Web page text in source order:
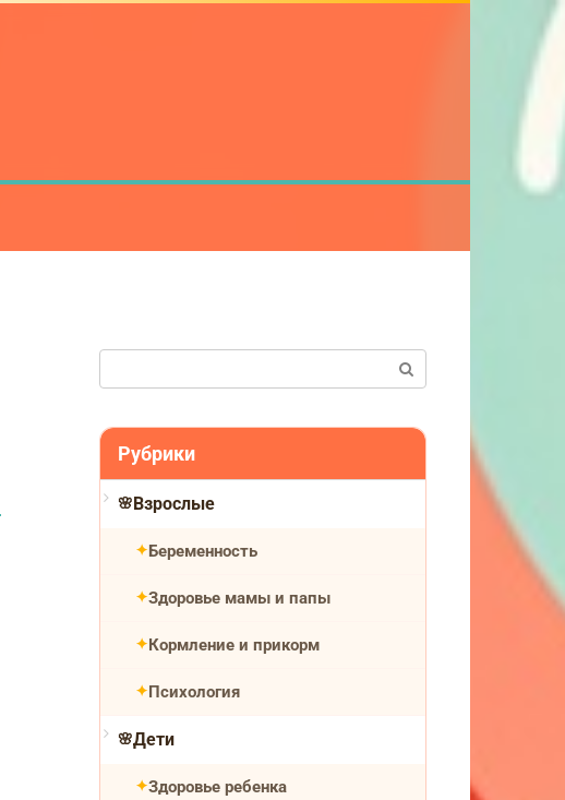
Рубрики
Взрослые
Беременность
Здоровье мамы и папы
Кормление и прикорм
Психология
Дети
Здоровье ребенка